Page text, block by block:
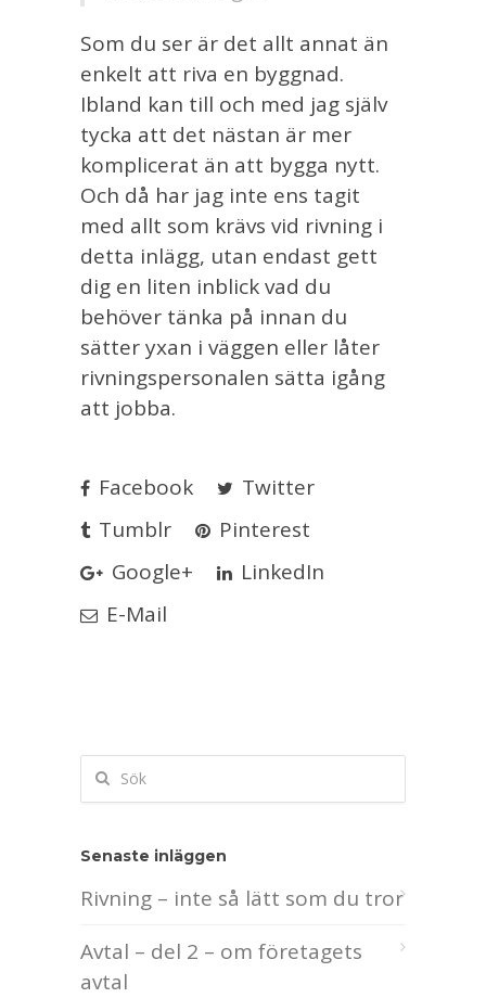
Som du ser är det allt annat än
enkelt att riva en byggnad.
Ibland kan till och med jag själv
tycka att det nästan är mer
komplicerat än att bygga nytt.
Och då har jag inte ens tagit
med allt som krävs vid rivning i
detta inlägg, utan endast gett
dig en liten inblick vad du
behöver tänka på innan du
sätter yxan i väggen eller låter
rivningspersonalen sätta igång
att jobba.
Facebook
Twitter
Tumblr
Pinterest
Google+
LinkedIn
E-Mail
Senaste inläggen
Rivning – inte så lätt som du tror
Avtal – del 2 – om företagets
avtal